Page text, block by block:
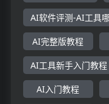
AI软件评测-AI工具
AI完整版教程
AI工具新手入门教程
AI入门教程